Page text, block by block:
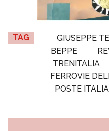
TAG
GIUSEPPE
BEPPE
TRENITALIA
FERROVIE
POSTE